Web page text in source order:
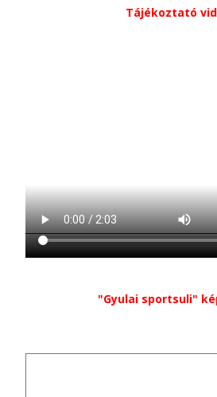
Tájékoztató
"Gyulai sportsuli"